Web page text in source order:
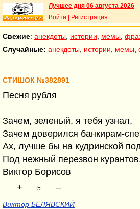
Лучшее дня 06 августа 2026
Войти
Регистрация
Свежие: анекдоты истории мемы
Случайные: анекдоты истории мемы
СТИШОК №382891
Песня рубля
Зачем, зеленый, я тебя узнал,
Зачем доверился банкирам-
Ах, лучше бы на кудринской
Под нежный перезвон
Виктор Борисов
+
5 –
Виктор БЕЛЯВСКИЙ